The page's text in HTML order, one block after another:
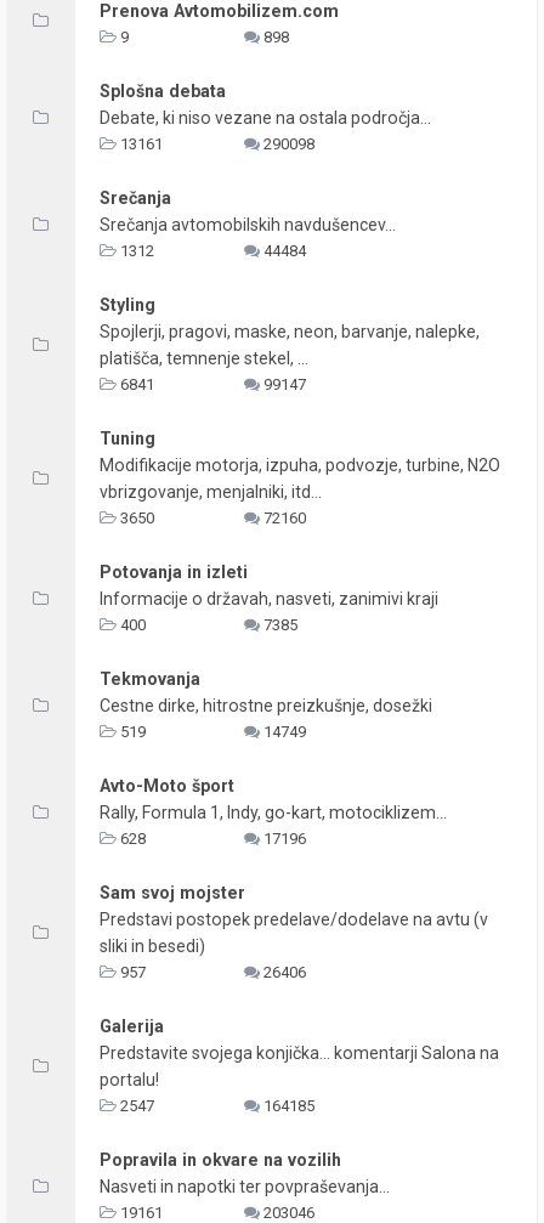
Prenova Avtomobilizem.com
9 898
Splošna debata
Debate, ki niso vezane na ostala področja...
13161 290098
Srečanja
Srečanja avtomobilskih navdušencev...
1312 44484
Styling
Spojlerji, pragovi, maske, neon, barvanje, nalepke,
platišča, temnenje stekel, ...
6841 99147
Tuning
Modifikacije motorja, izpuha, podvozje, turbine, N2O
vbrizgovanje, menjalniki, itd...
3650 72160
Potovanja in izleti
Informacije o državah, nasveti, zanimivi kraji
400 7385
Tekmovanja
Cestne dirke, hitrostne preizkušnje, dosežki
519 14749
Avto-Moto šport
Rally, Formula 1, Indy, go-kart, motociklizem...
628 17196
Sam svoj mojster
Predstavi postopek predelave/dodelave na avtu (v
sliki in besedi)
957 26406
Galerija
Predstavite svojega konjička... komentarji Salona na
portalu!
2547 164185
Popravila in okvare na vozilih
Nasveti in napotki ter povpraševanja...
19161 203046